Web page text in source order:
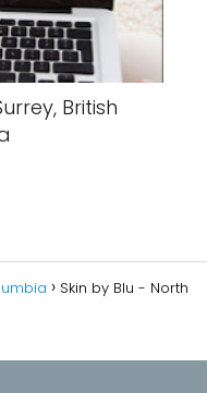
British
Skin by Blu - North